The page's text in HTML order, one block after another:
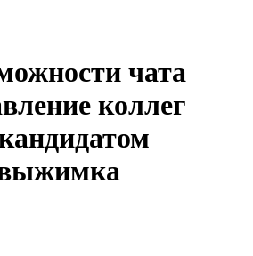
чата
коллег